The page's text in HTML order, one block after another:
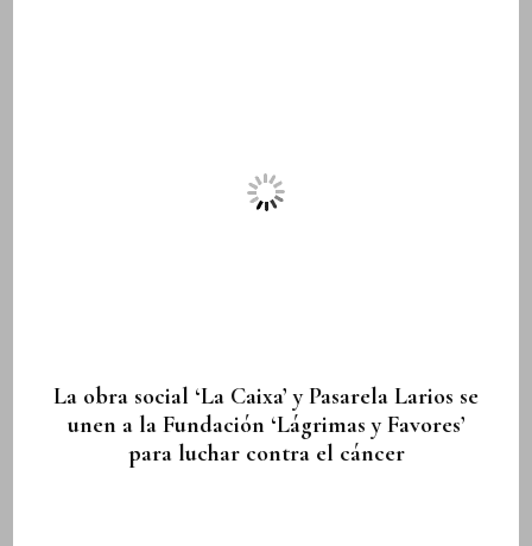
La obra social ‘La Caixa’ y Pasarela Larios se
unen a la Fundación ‘Lágrimas y Favores’
para luchar contra el cáncer